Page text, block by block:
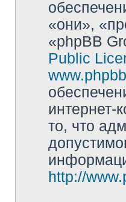
«они»,
«phpBB
Public
интернет-
то, что
http://